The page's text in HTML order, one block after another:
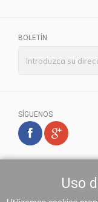
BOLETÍN
SÍGUENOS
Uso